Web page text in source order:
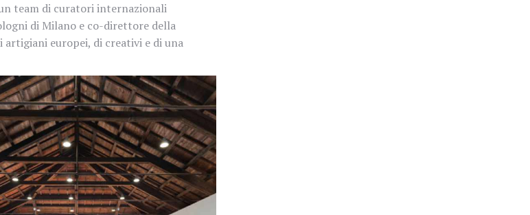
team di curatori internazionali
di Milano e co-direttore della
europei, di creativi e di una